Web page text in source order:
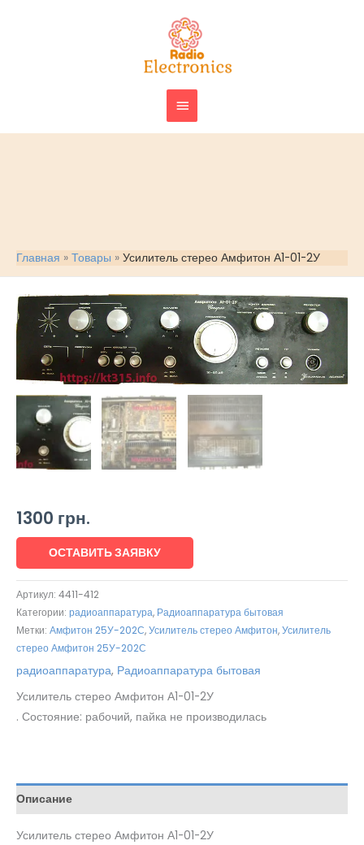
ГЛАВНОЕ
МЕНЮ
Главная Товары Усилитель стерео Амфитон А1-01-2У
1300 грн.
ОСТАВИТЬ ЗАЯВКУ
Артикул: 4411-412
Категории: радиоаппаратура, Радиоаппаратура бытовая
Метки: Амфитон 25У-202С,Усилитель стерео Амфитон,Усилитель
стерео Амфитон 25У-202С
радиоаппаратура, Радиоаппаратура бытовая
Усилитель стерео Амфитон А1-01-2У
. Состояние: рабочий, пайка не производилась
Описание
Усилитель стерео Амфитон А1-01-2У